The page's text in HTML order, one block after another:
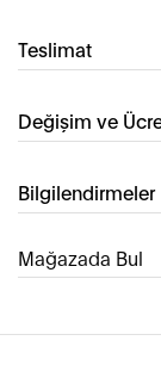
Teslimat
Değişim ve
Bilgilendirmeler
Mağazada Bul